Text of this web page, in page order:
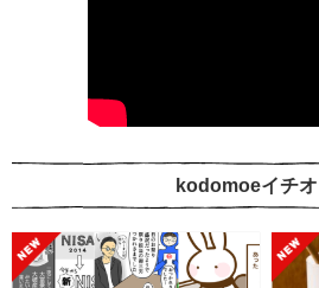
kodomoeイチオ